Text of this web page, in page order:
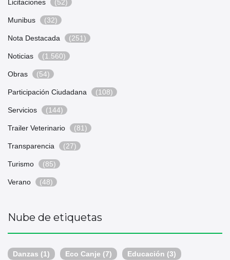
Licitaciones (52)
Munibus (32)
Nota Destacada (251)
Noticias (1.560)
Obras (54)
Participación Ciudadana (108)
Servicios (144)
Trailer Veterinario (81)
Transparencia (27)
Turismo (85)
Verano (48)
Nube de etiquetas
Danzas (1) Eco Canje (7) Educación (3)